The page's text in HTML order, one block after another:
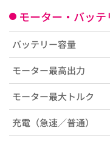
モーター・バッ
バッテリー容量
モーター最高出力
モーター最大トルク
充電（急速／普通）